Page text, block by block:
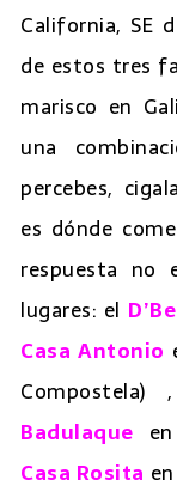
California, SE
de estos tres
marisco en
una
percebes,
es dónde
respuesta no
lugares: el
Casa Antonio
Compostela)
Badulaque
Casa Rosita